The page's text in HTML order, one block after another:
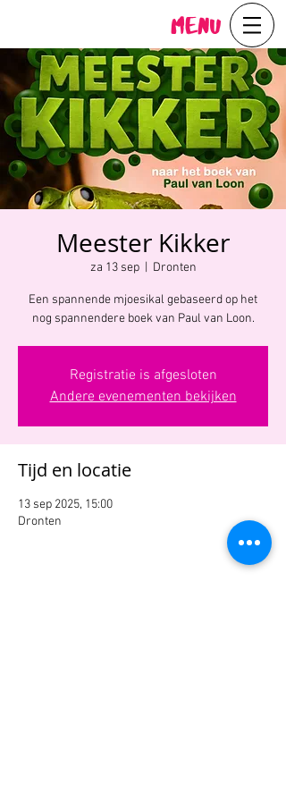
Menu
Meester Kikker
za 13 sep
  |
Dronten
Een spannende mjoesikal gebaseerd op het
nog spannendere boek van Paul van Loon.
Registratie is afgesloten
Andere evenementen bekijken
Tijd en locatie
13 sep 2025, 15:00
Dronten